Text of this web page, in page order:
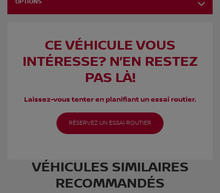
OPTIONS
CE VÉHICULE VOUS
INTÉRESSE? N’EN RESTEZ
PAS LÀ!
Laissez-vous tenter en planifiant un essai routier.
RÉSERVEZ UN ESSAI ROUTIER
VÉHICULES SIMILAIRES
RECOMMANDÉS